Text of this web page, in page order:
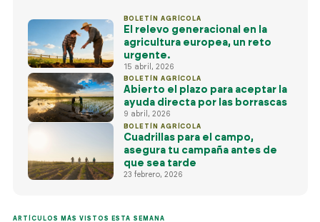
BOLETÍN AGRÍCOLA
El relevo generacional en la
agricultura europea, un reto
urgente.
15 abril, 2026
BOLETÍN AGRÍCOLA
Abierto el plazo para aceptar la
ayuda directa por las borrascas
9 abril, 2026
BOLETÍN AGRÍCOLA
Cuadrillas para el campo,
asegura tu campaña antes de
que sea tarde
23 febrero, 2026
ARTÍCULOS MÁS VISTOS ESTA SEMANA